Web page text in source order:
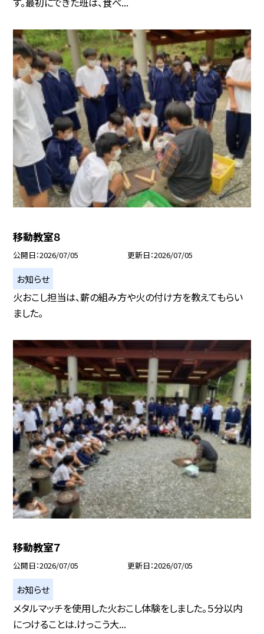
移動教室８
公開日 2026/07/05 更新日 2026/07/05
お知らせ
火おこし担当は、薪の組み方や火の付け方を教えてもらい
ました。
移動教室７
公開日 2026/07/05 更新日 2026/07/05
お知らせ
メタルマッチを使用した火おこし体験をしました。５分以内
につけることは.けっこう大...